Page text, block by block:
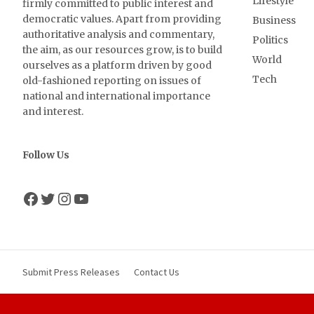
firmly committed to public interest and
democratic values. Apart from providing
authoritative analysis and commentary,
the aim, as our resources grow, is to build
ourselves as a platform driven by good
old-fashioned reporting on issues of
national and international importance
and interest.
Follow Us
Facebook
Twitter
Instagram
YouTube
Business
Politics
World
Tech
Submit Press Releases Contact Us